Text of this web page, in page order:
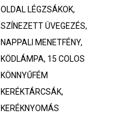
OLDAL LÉGZSÁKOK,
SZÍNEZETT ÜVEGEZÉS,
NAPPALI MENETFÉNY,
KÖDLÁMPA, 15 COLOS
KÖNNYŰFÉM
KERÉKTÁRCSÁK,
KERÉKNYOMÁS